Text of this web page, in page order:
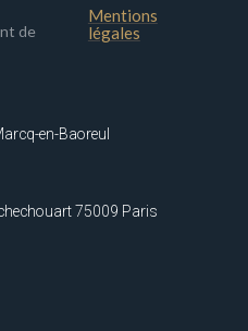
de
Mentions
légales
en-Baoreul
75009 Paris